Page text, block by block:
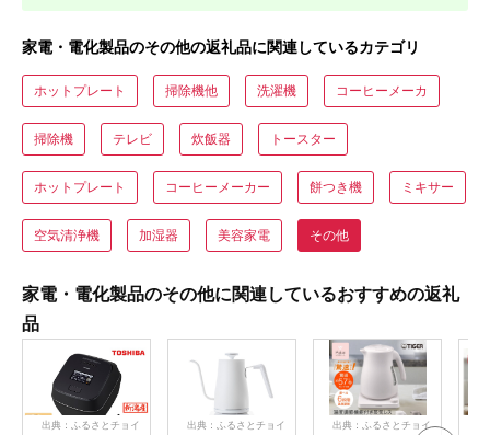
家電・電化製品のその他の返礼品に関連しているカテゴリ
ホットプレート 掃除機他 洗濯機 コーヒーメーカ
掃除機 テレビ 炊飯器 トースター
ホットプレート コーヒーメーカー 餅つき機 ミキサー
空気清浄機 加湿器 美容家電 その他
家電・電化製品のその他に関連しているおすすめの返礼
品
出典：ふるさとチョイ
出典：ふるさとチョイ
出典：ふるさとチョイ